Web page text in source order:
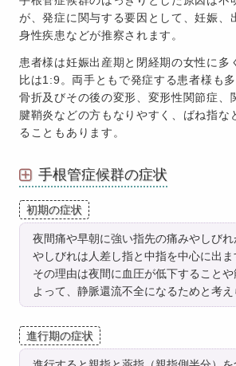
が、発症に関与する要因として、妊娠、
身性疾患などが推察されます。
患者様は妊娠出産期と閉経期の女性に多
比は1:9。両手ともで発症する患者様も多
骨折及びその後の変形、変形性関節症、
腱鞘炎などの方もなりやすく、ばね指な
ることもあります。
手根管症候群の症状
初期の症状
夜間痛や早朝に強い指先の痛みやしび
やしびれは人差し指と中指を中心に出ま
その理由は夜間に血圧が低下すること
よって、静脈還流不全になるためと考え
進行期の症状